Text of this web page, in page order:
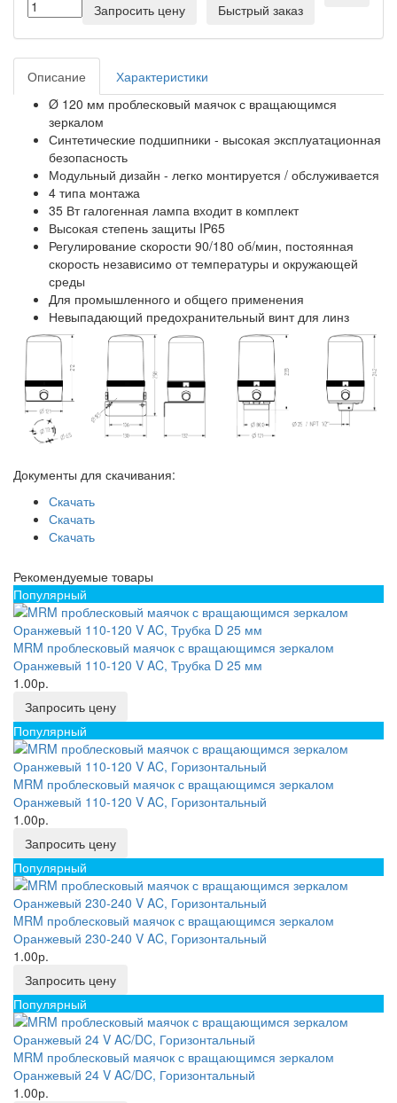
Запросить цену Быстрый заказ
Описание
Характеристики
Ø 120 мм проблесковый маячок с вращающимся
зеркалом
Синтетические подшипники - высокая эксплуатационная
безопасность
Модульный дизайн - легко монтируется / обслуживается
4 типа монтажа
35 Вт галогенная лампа входит в комплект
Высокая степень защиты IP65
Регулирование скорости 90/180 об/мин, постоянная
скорость независимо от температуры и окружающей
среды
Для промышленного и общего применения
Невыпадающий предохранительный винт для линз
Документы для скачивания:
Скачать
Скачать
Скачать
Рекомендуемые товары
Популярный
MRM проблесковый маячок с вращающимся зеркалом
Оранжевый 110-120 V AC, Трубка D 25 мм
1.00р.
Запросить цену
Популярный
MRM проблесковый маячок с вращающимся зеркалом
Оранжевый 110-120 V AC, Горизонтальный
1.00р.
Запросить цену
Популярный
MRM проблесковый маячок с вращающимся зеркалом
Оранжевый 230-240 V AC, Горизонтальный
1.00р.
Запросить цену
Популярный
MRM проблесковый маячок с вращающимся зеркалом
Оранжевый 24 V AC/DC, Горизонтальный
1.00р.